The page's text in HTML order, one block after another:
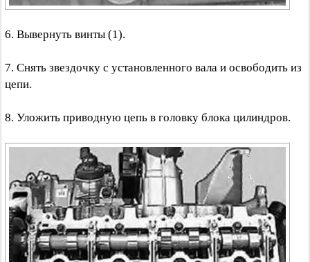
6. Вывернуть винты (1).
7. Снять звездочку с установленного вала и освободить из
цепи.
8. Уложить приводную цепь в головку блока цилиндров.